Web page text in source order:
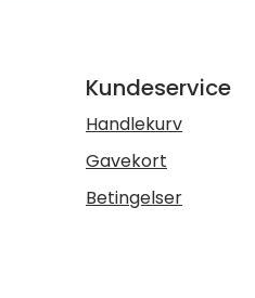
Kundeservice
Handlekurv
Gavekort
Betingelser